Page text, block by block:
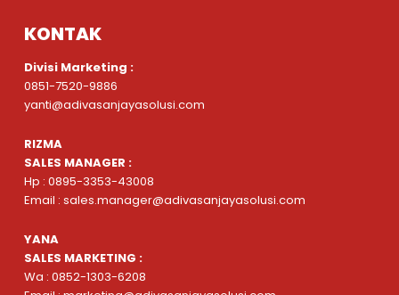
KONTAK
Divisi Marketing :
0851-7520-9886
yanti@adivasanjayasolusi.com
RIZMA
SALES MANAGER :
Hp : 0895-3353-43008
Email : sales.manager@adivasanjayasolusi.com
YANA
SALES MARKETING :
Wa : 0852-1303-6208